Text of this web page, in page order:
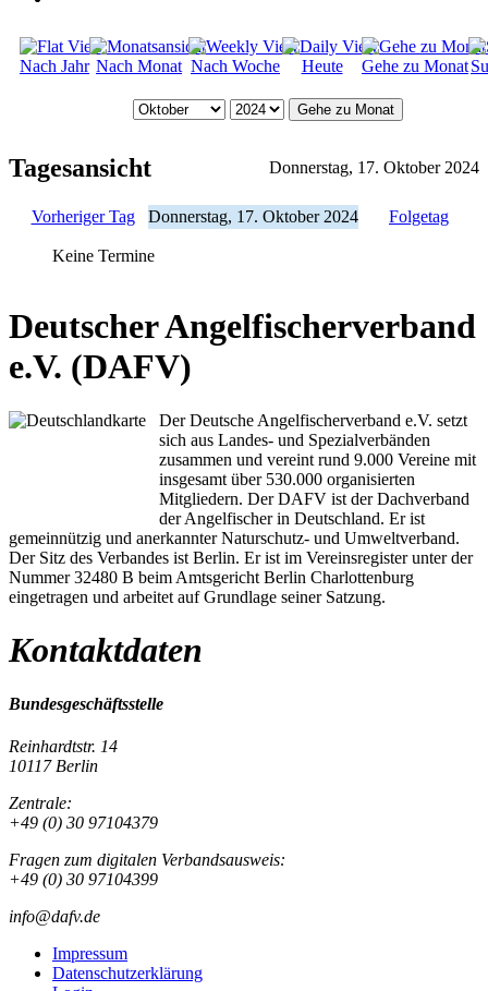
Nach Jahr Nach Monat Nach Woche Heute Gehe zu Monat
Gehe zu Monat
Tagesansicht Donnerstag, 17. Oktober 2024
Vorheriger Tag Donnerstag, 17. Oktober 2024 Folgetag
Keine Termine
Deutscher Angelfischerverband
e.V. (DAFV)
Der Deutsche Angelfischerverband e.V. setzt
sich aus Landes- und Spezialverbänden
zusammen und vereint rund 9.000 Vereine mit
insgesamt über 530.000 organisierten
Mitgliedern. Der DAFV ist der Dachverband
der Angelfischer in Deutschland. Er ist
gemeinnützig und anerkannter Naturschutz- und Umweltverband.
Der Sitz des Verbandes ist Berlin. Er ist im Vereinsregister unter der
Nummer 32480 B beim Amtsgericht Berlin Charlottenburg
eingetragen und arbeitet auf Grundlage seiner Satzung.
Kontaktdaten
Bundesgeschäftsstelle
Reinhardtstr. 14
10117 Berlin
Zentrale:
+49 (0) 30 97104379
Fragen zum digitalen Verbandsausweis:
+49 (0) 30 97104399
info@dafv.de
Impressum
Datenschutzerklärung